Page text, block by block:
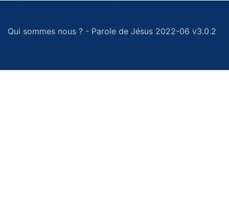
Qui sommes nous ? - Parole de Jésus 2022-06 v3.0.2